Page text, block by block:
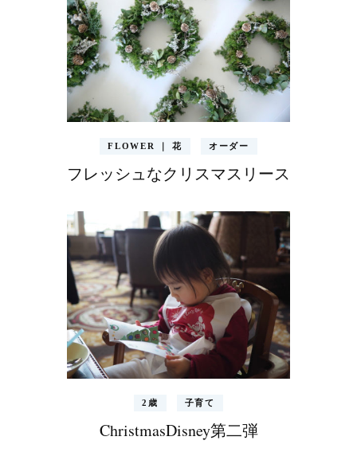
FLOWER ｜ 花 オーダー
フレッシュなクリスマスリース
2歳 子育て
ChristmasDisney第二弾